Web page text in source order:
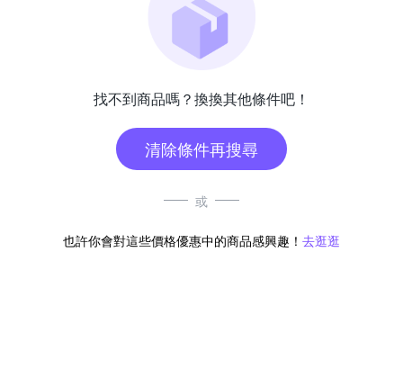
找不到商品嗎？換換其他條件吧！
清除條件再搜尋
或
也許你會對這些價格優惠中的商品感興趣！ 去逛逛